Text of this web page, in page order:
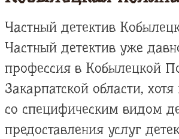
Частный детектив
Частный детектив уже
профессия в Кобылецкой
Закарпатской области,
со специфическим видом
предоставления услуг